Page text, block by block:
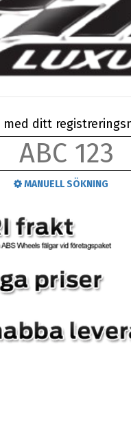
med ditt
MANUELL SÖKNING